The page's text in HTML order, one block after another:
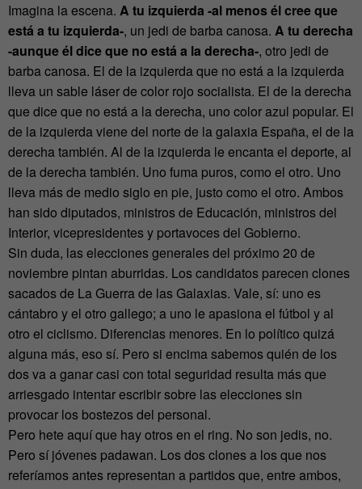
Imagina la escena. A tu izquierda -al menos él cree que
está a tu izquierda-, un jedi de barba canosa. A tu derecha
-aunque él dice que no está a la derecha-, otro jedi de
barba canosa. El de la izquierda que no está a la izquierda
lleva un sable láser de color rojo socialista. El de la derecha
que dice que no está a la derecha, uno color azul popular. El
de la izquierda viene del norte de la galaxia España, el de la
derecha también. Al de la izquierda le encanta el deporte, al
de la derecha también. Uno fuma puros, como el otro. Uno
lleva más de medio siglo en pie, justo como el otro. Ambos
han sido diputados, ministros de Educación, ministros del
Interior, vicepresidentes y portavoces del Gobierno.
Sin duda, las elecciones generales del próximo 20 de
noviembre pintan aburridas. Los candidatos parecen clones
sacados de La Guerra de las Galaxias. Vale, sí: uno es
cántabro y el otro gallego; a uno le apasiona el fútbol y al
otro el ciclismo. Diferencias menores. En lo político quizá
alguna más, eso sí. Pero si encima sabemos quién de los
dos va a ganar casi con total seguridad resulta más que
arriesgado intentar escribir sobre las elecciones sin
provocar los bostezos del personal.
Pero hete aquí que hay otros en el ring. No son jedis, no.
Pero sí jóvenes padawan. Los dos clones a los que nos
referíamos antes representan a partidos que, entre ambos,